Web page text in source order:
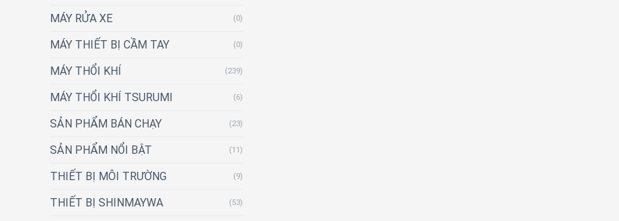
MÁY RỬA XE (0)
MÁY THIẾT BỊ CẦM TAY (0)
MÁY THỔI KHÍ (239)
MÁY THỔI KHÍ TSURUMI (6)
SẢN PHẨM BÁN CHẠY (23)
SẢN PHẨM NỔI BẬT (11)
THIẾT BỊ MÔI TRƯỜNG (9)
THIẾT BỊ SHINMAYWA (53)